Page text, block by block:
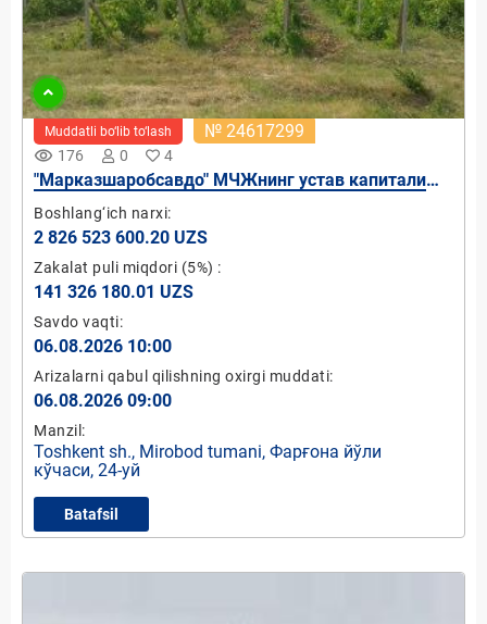
remove_red_eye 176 0 4
Muddatli bo‘lib to‘lash № 24617299
"Марказшаробсавдо" МЧЖнинг устав капитали
давлат улуши
Boshlang‘ich narxi:
2 826 523 600.20 UZS
Zakalat puli miqdori (5%) :
141 326 180.01 UZS
Savdo vaqti:
06.08.2026 10:00
Arizalarni qabul qilishning oxirgi muddati:
06.08.2026 09:00
Manzil:
Toshkent sh., Mirobod tumani, Фарғона йўли
кўчаси, 24-уй
Batafsil